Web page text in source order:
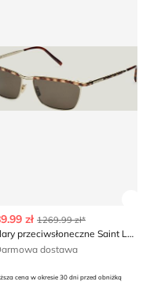
zł 1269.99 zł*
Okulary przeciwsłoneczne Saint Laurent
dostawa
cena w okresie 30 dni przed obniżką